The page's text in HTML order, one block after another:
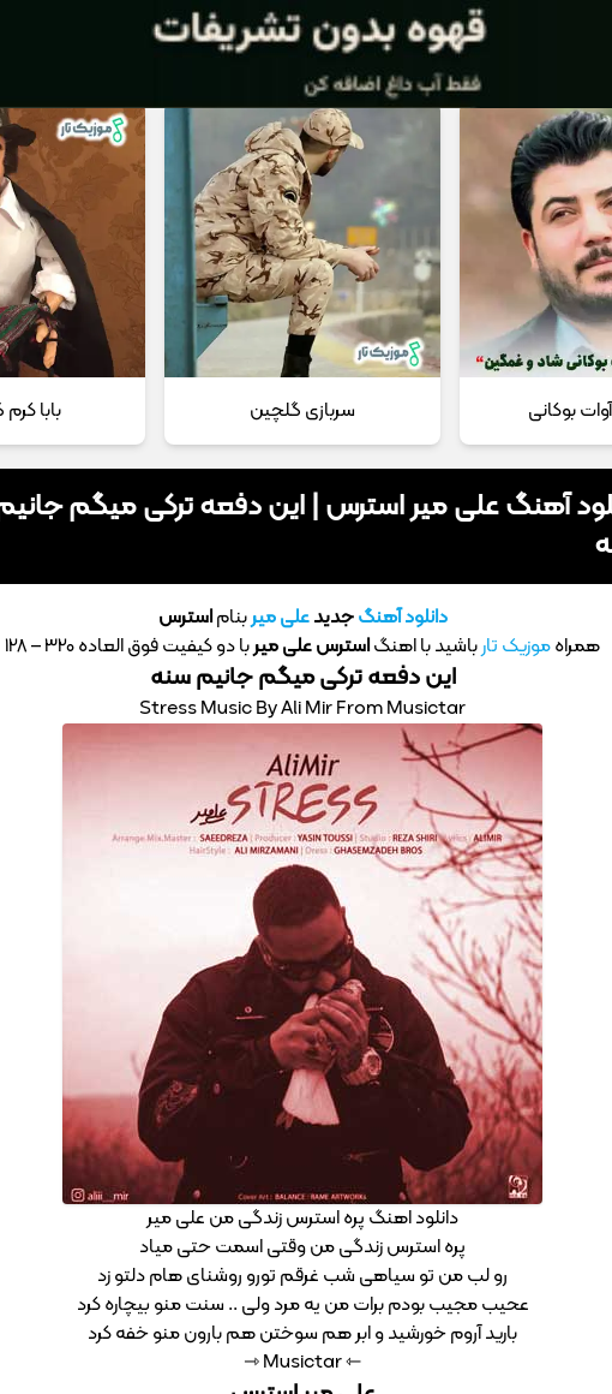
تماس با ما
بوکانی سربازی گلچین بابا
آهنگ علی میر استرس | این دفعه ترکی میگم
دانلود آهنگجدیدعلی میربناماسترس
همراهموزیک تارباشید با اهنگاسترسعلی میربا دو کیفیت فوق العاده 320 – 128
این دفعه ترکی میگم جانیم سنه
Stress Music By Ali Mir From Musictar
دانلود اهنگ پره استرس زندگی من علی میر
پره استرس زندگی من وقتی اسمت حتی میاد
رو لب من تو سیاهی شب غرقم تورو روشنای هام دلتو زد
عحیب مجیب بودم برات من یه مرد ولی .. سنت منو بیچاره کرد
بارید آروم خورشید و ابر هم سوختن هم بارون منو خفه کرد
⇽ Musictar ⇾